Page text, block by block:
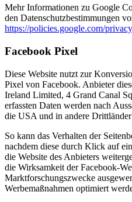
Mehr Informationen zu Google
den Datenschutzbestimmungen
https://policies.google.com/
Facebook Pixel
Diese Website nutzt zur
Pixel von Facebook. Anbieter
Ireland Limited, 4 Grand Canal
erfassten Daten werden nach
die USA und in andere
So kann das Verhalten der
nachdem diese durch Klick auf
die Website des Anbieters
die Wirksamkeit der Facebook-
Marktforschungszwecke
Werbemaßnahmen optimiert